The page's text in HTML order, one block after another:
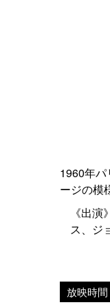
1960年
ージの模
《出
ス、ジ
放映時間